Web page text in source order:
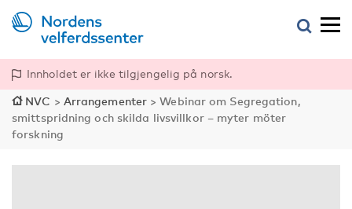
Innholdet er ikke tilgjengelig på norsk.
NVC > Arrangementer >Webinar om Segregation,
smittspridning och skilda livsvillkor – myter möter
forskning